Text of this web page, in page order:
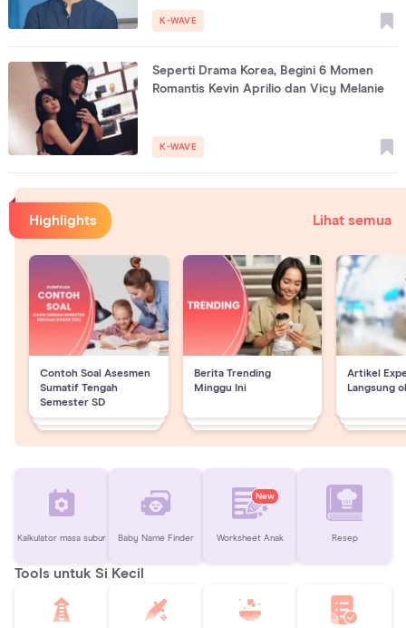
K-WAVE
Seperti Drama Korea, Begini 6 Momen
Romantis Kevin Aprilio dan Vicy Melanie
K-WAVE
Highlights Lihat semua
Contoh Soal Asesmen
Sumatif Tengah
Semester SD
Berita Trending
Minggu Ini
Artikel
Langsung
Kalkulator masa subur Baby Name Finder
New
Worksheet Anak Resep
Tools untuk Si Kecil